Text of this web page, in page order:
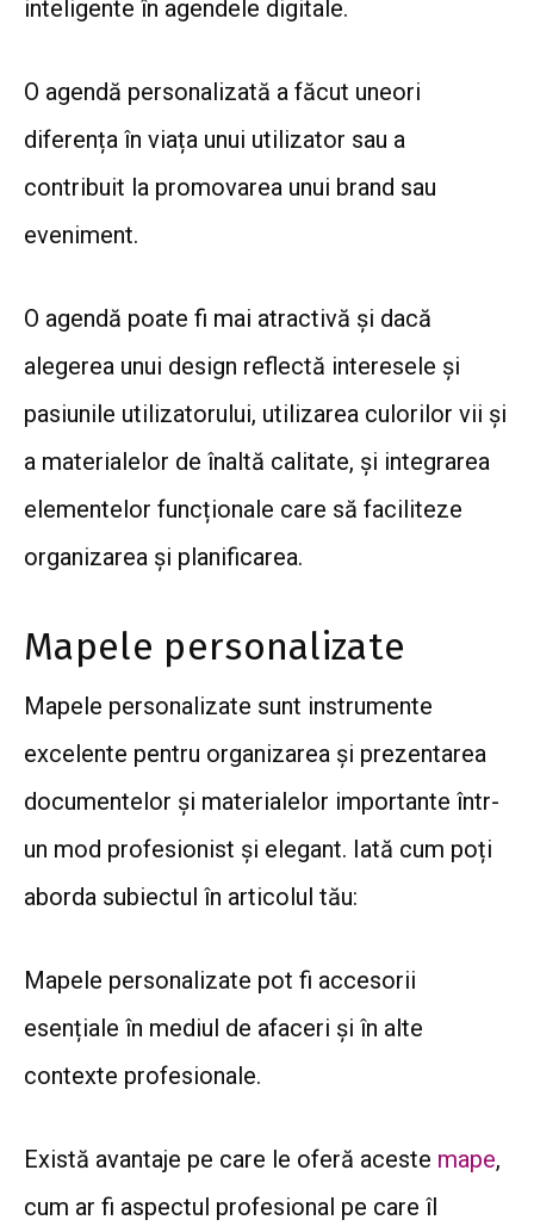
inteligente în agendele digitale.
O agendă personalizată a făcut uneori
diferența în viața unui utilizator sau a
contribuit la promovarea unui brand sau
eveniment.
O agendă poate fi mai atractivă și dacă
alegerea unui design reflectă interesele și
pasiunile utilizatorului, utilizarea culorilor vii și
a materialelor de înaltă calitate, și integrarea
elementelor funcționale care să faciliteze
organizarea și planificarea.
Mapele personalizate
Mapele personalizate sunt instrumente
excelente pentru organizarea și prezentarea
documentelor și materialelor importante într-
un mod profesionist și elegant. Iată cum poți
aborda subiectul în articolul tău:
Mapele personalizate pot fi accesorii
esențiale în mediul de afaceri și în alte
contexte profesionale.
Există avantaje pe care le oferă aceste mape,
cum ar fi aspectul profesional pe care îl